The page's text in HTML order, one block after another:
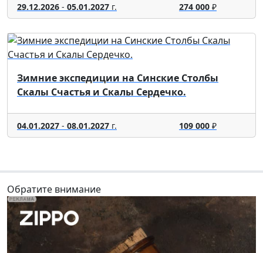
29.12.2026 - 05.01.2027 г. 274 000₽
Зимние экспедиции на Синские Столбы
Скалы Счастья и Скалы Сердечко.
04.01.2027 - 08.01.2027 г. 109 000₽
Обратите внимание